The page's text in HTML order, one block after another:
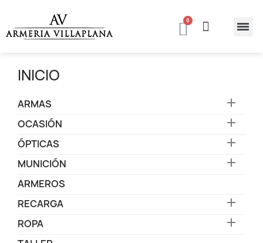
INICIO
ARMAS 
OCASIÓN 
ÓPTICAS 
MUNICIÓN 
ARMEROS
RECARGA

ROPA 